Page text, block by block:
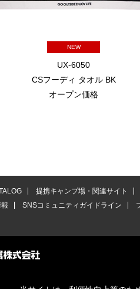
NEW
UX-6050
CSフーディ タオル BK
オープン価格
提携キャンプ場・関連サイト
SNSコミュニティガイドライン